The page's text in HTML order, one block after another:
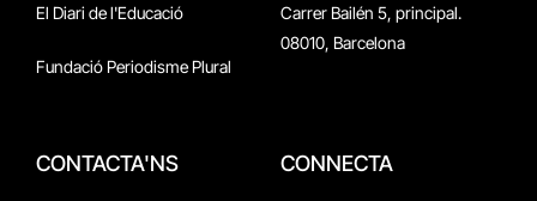
El Diari de l'Educació
Fundació Periodisme Plural
Carrer Bailén 5, principal.
08010, Barcelona
CONTACTA'NS CONNECTA